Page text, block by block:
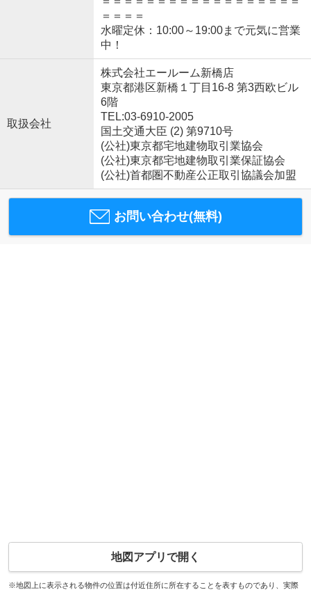
＝＝＝＝
水曜定休：10:00～19:00まで元気に営業
中！
取扱会社
株式会社エールーム新橋店
東京都港区新橋１丁目16-8 第3西欧ビル
6階
TEL:03-6910-2005
国土交通大臣 (2) 第9710号
(公社)東京都宅地建物取引業協会
(公社)東京都宅地建物取引業保証協会
(公社)首都圏不動産公正取引協議会加盟
お問い合わせ(無料)
地図アプリで開く
※地図上に表示される物件の位置は付近住所に所在することを表すものであり、実際